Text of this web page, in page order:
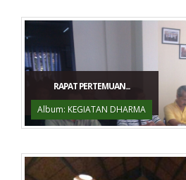
RAPAT PERTEMUAN...
Album: KEGIATAN DHARMA